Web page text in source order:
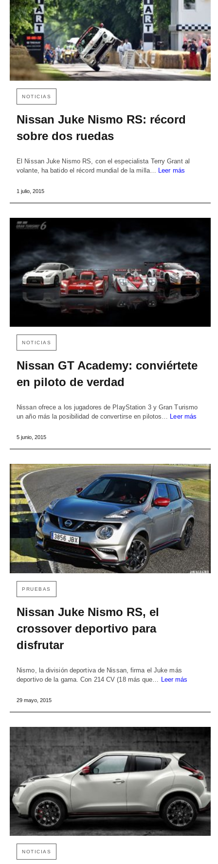
NOTICIAS
Nissan Juke Nismo RS: récord
sobre dos ruedas
El Nissan Juke Nismo RS, con el especialista Terry Grant al
volante, ha batido el récord mundial de la milla…
Leer más
1 julio, 2015
NOTICIAS
Nissan GT Academy: conviértete
en piloto de verdad
Nissan ofrece a los jugadores de PlayStation 3 y Gran Turismo
un año más la posibilidad de convertirse en pilotos… Leer más
5 junio, 2015
PRUEBAS
Nissan Juke Nismo RS, el
crossover deportivo para
disfrutar
Nismo, la división deportiva de Nissan, firma el Juke más
deportivo de la gama. Con 214 CV (18 más que… Leer más
29 mayo, 2015
NOTICIAS